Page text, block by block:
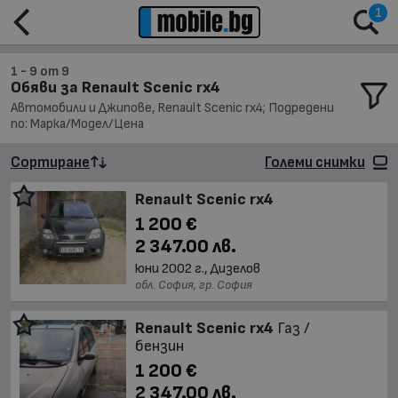
1
1 - 9 от 9
Обяви за Renault Scenic rx4
Автомобили и Джипове, Renault Scenic rx4; Подредени
по: Марка/Модел/Цена
Сортиране Големи снимки
Renault Scenic rx4
1 200 €
2 347.00 лв.
юни 2002 г., Дизелов
обл. София, гр. София
Renault Scenic rx4 Газ /
бензин
1 200 €
2 347.00 лв.